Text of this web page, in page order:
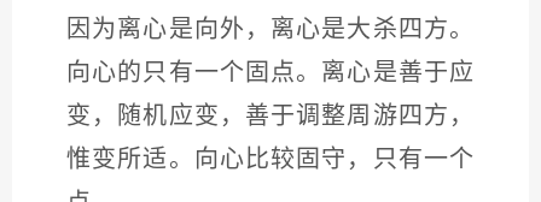
因为离心是向外，离心是大杀四方。
向心的只有一个固点。离心是善于应
变，随机应变，善于调整周游四方，
惟变所适。向心比较固守，只有一个